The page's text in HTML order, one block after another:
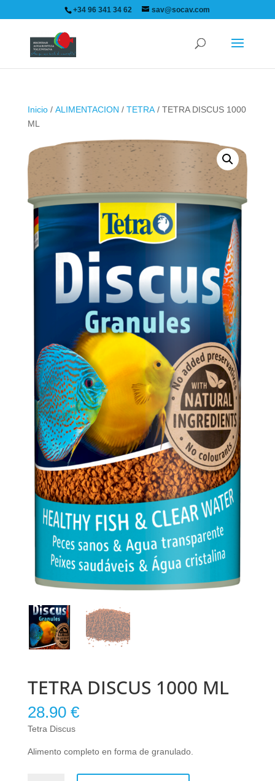
+34 96 341 34 62 sav@socav.com
Inicio/ ALIMENTACION / TETRA/ TETRA DISCUS 1000
ML
TETRA DISCUS 1000 ML
28.90 €
Tetra Discus
Alimento completo en forma de granulado.